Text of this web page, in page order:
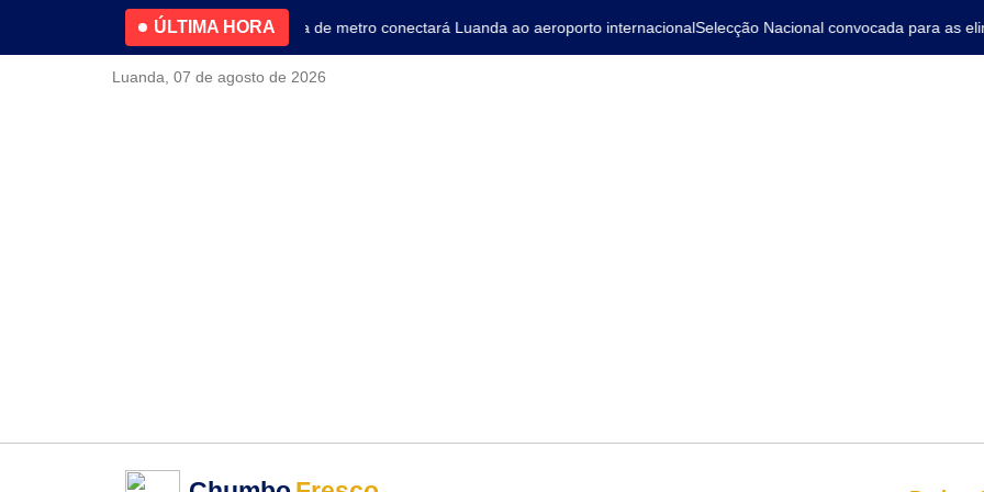
ÚLTIMA HORA
4.2% no primeiro trimestreNova linha de metro conectará Luanda ao aeroporto internacionalSelecção Nacional convocada para as
Luanda, 07 de agosto de 2026